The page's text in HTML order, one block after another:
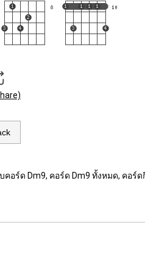
อร์ด Dm9, คอร์ด Dm9 ทั้งหมด, คอร์